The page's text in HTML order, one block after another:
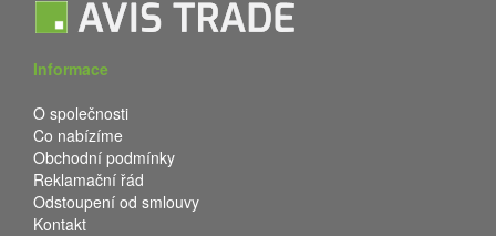
Informace
O společnosti
Co nabízíme
Obchodní podmínky
Reklamační řád
Odstoupení od smlouvy
Kontakt